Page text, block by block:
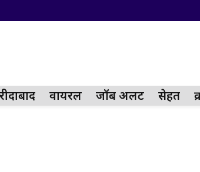
वायरल जॉब अलर्ट सेहत